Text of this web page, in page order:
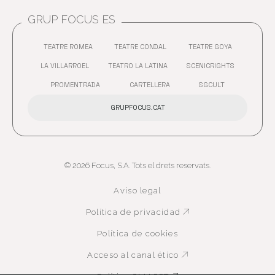
GRUP FOCUS ES
TEATRE ROMEAABRE EN NUEVA VENTANA
TEATRE CONDAL ABRE EN NUEVA VENTANA
TEATRE GOYAABRE EN
LA VILLARROEL ABRE EN NUEVA VENTANA
TEATRO LA LATINA ABRE EN NUEVA VENTANA
SCENICRIGHTS
PROMENTRADA ABRE EN NUEVA VENTANA
CARTELLERAABRE EN NUEVA VENTANA
SGCULT
GRUPFOCUS.CAT
© 2026 Focus, S.A. Tots el drets reservats.
Aviso legal
Política de privacidad
Política de cookies
Acceso al canal ético Abre en nueva